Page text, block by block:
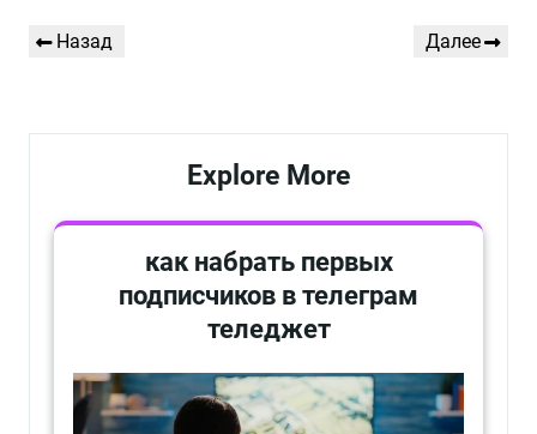
по
Предыдущая
Назад
Следующая
Далее
Explore More
как набрать первых
подписчиков в телеграм
теледжет